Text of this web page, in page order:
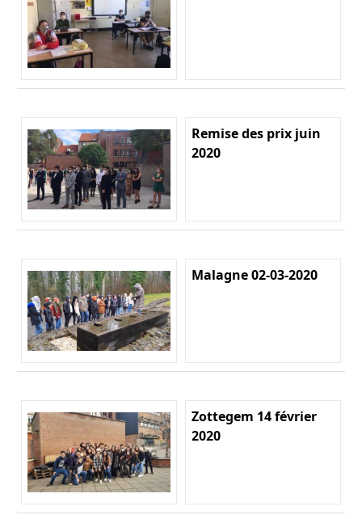
Remise des prix juin
2020
Malagne 02-03-2020
Zottegem 14 février
2020